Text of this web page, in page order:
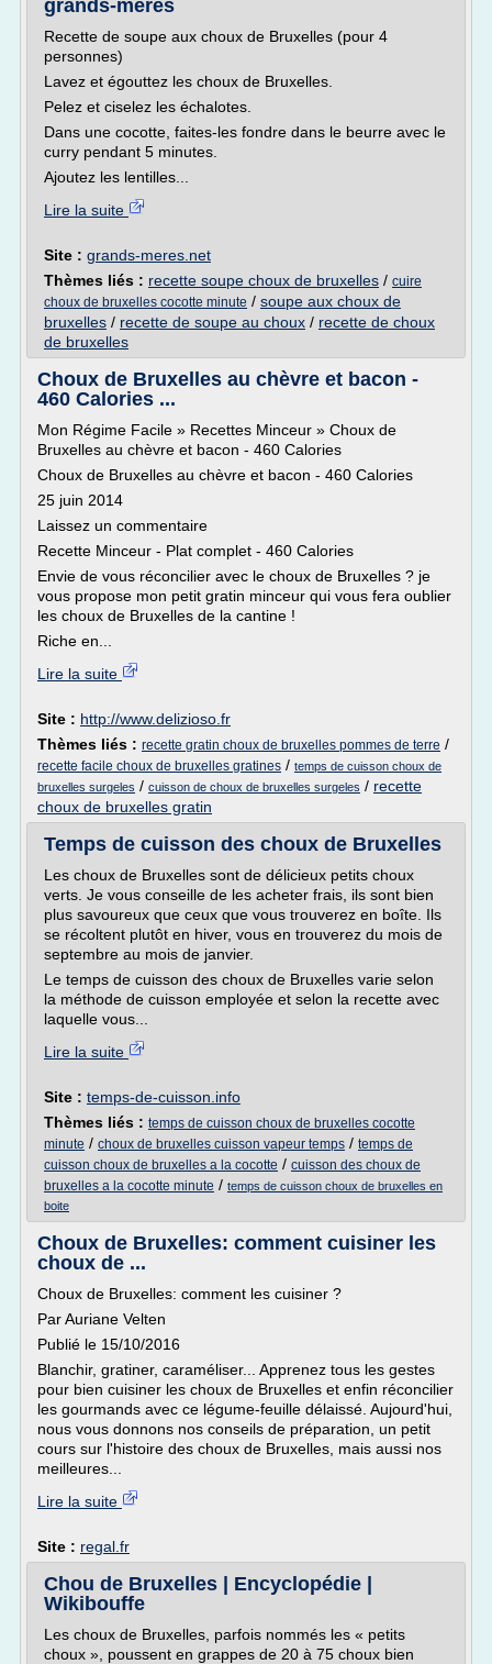
grands-mères
Recette de soupe aux choux de Bruxelles (pour 4
personnes)
Lavez et égouttez les choux de Bruxelles.
Pelez et ciselez les échalotes.
Dans une cocotte, faites-les fondre dans le beurre avec le
curry pendant 5 minutes.
Ajoutez les lentilles...
Lire la suite
Site : grands-meres.net
Thèmes liés : recette soupe choux de bruxelles / cuire
choux de bruxelles cocotte minute / soupe aux choux de
bruxelles / recette de soupe au choux / recette de choux
de bruxelles
Choux de Bruxelles au chèvre et bacon -
460 Calories ...
Mon Régime Facile » Recettes Minceur » Choux de
Bruxelles au chèvre et bacon - 460 Calories
Choux de Bruxelles au chèvre et bacon - 460 Calories
25 juin 2014
Laissez un commentaire
Recette Minceur - Plat complet - 460 Calories
Envie de vous réconcilier avec le choux de Bruxelles ? je
vous propose mon petit gratin minceur qui vous fera oublier
les choux de Bruxelles de la cantine !
Riche en...
Lire la suite
Site : http://www.delizioso.fr
Thèmes liés : recette gratin choux de bruxelles pommes de terre /
recette facile choux de bruxelles gratines / temps de cuisson choux de
bruxelles surgeles / cuisson de choux de bruxelles surgeles / recette
choux de bruxelles gratin
Temps de cuisson des choux de Bruxelles
Les choux de Bruxelles sont de délicieux petits choux
verts. Je vous conseille de les acheter frais, ils sont bien
plus savoureux que ceux que vous trouverez en boîte. Ils
se récoltent plutôt en hiver, vous en trouverez du mois de
septembre au mois de janvier.
Le temps de cuisson des choux de Bruxelles varie selon
la méthode de cuisson employée et selon la recette avec
laquelle vous...
Lire la suite
Site : temps-de-cuisson.info
Thèmes liés : temps de cuisson choux de bruxelles cocotte
minute / choux de bruxelles cuisson vapeur temps / temps de
cuisson choux de bruxelles a la cocotte / cuisson des choux de
bruxelles a la cocotte minute / temps de cuisson choux de bruxelles en
boite
Choux de Bruxelles: comment cuisiner les
choux de ...
Choux de Bruxelles: comment les cuisiner ?
Par Auriane Velten
Publié le 15/10/2016
Blanchir, gratiner, caraméliser... Apprenez tous les gestes
pour bien cuisiner les choux de Bruxelles et enfin réconcilier
les gourmands avec ce légume-feuille délaissé. Aujourd'hui,
nous vous donnons nos conseils de préparation, un petit
cours sur l'histoire des choux de Bruxelles, mais aussi nos
meilleures...
Lire la suite
Site : regal.fr
Chou de Bruxelles | Encyclopédie |
Wikibouffe
Les choux de Bruxelles, parfois nommés les « petits
choux », poussent en grappes de 20 à 75 choux bien